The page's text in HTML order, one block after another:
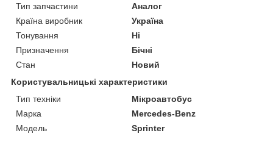
Тип запчастини
Аналог
Країна виробник
Україна
Тонування
Ні
Призначення
Бічні
Стан
Новий
Користувальницькі характеристики
Тип техніки
Мікроавтобус
Марка
Mercedes-Benz
Модель
Sprinter